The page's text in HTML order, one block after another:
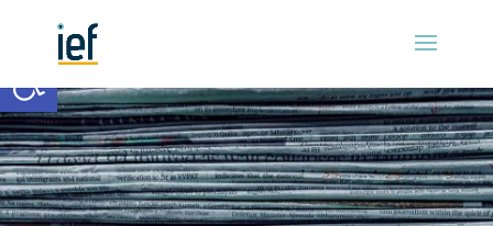
Ouvrir la barre d’outils